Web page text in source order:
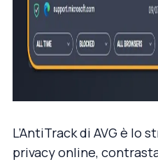
L’AntiTrack di AVG è lo
privacy online,